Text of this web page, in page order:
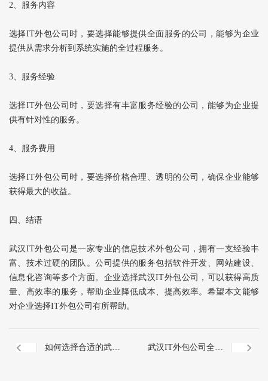
2、服务内容
选择IT外包公司时，要选择能够提供全面服务的公司，能够为企业
提供从需求分析到系统实施的全过程服务。
3、服务经验
选择IT外包公司时，要选择有丰富服务经验的公司，能够为企业提
供有针对性的服务。
4、服务费用
选择IT外包公司时，要选择价格合理、透明的公司，确保企业能够
获得最大的收益。
四、结语
武汉IT外包公司是一家专业的信息技术外包公司，拥有一支经验丰
富、技术过硬的团队。公司提供的服务包括软件开发、网站建设、
信息化咨询等多个方面。企业选择武汉IT外包公司，可以获得高质
量、高效率的服务，帮助企业降低成本、提高效率。希望本文能够
对企业选择IT外包公司有所帮助。
如何选择合适的武汉 武汉IT外包公司全方